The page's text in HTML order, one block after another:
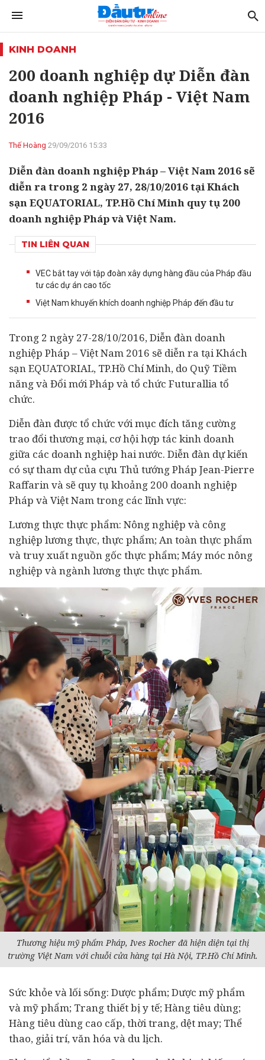
KINH DOANH
200 doanh nghiệp dự Diễn đàn
doanh nghiệp Pháp - Việt Nam
2016
Thế Hoàng 29/09/2016 15:33
Diễn đàn doanh nghiệp Pháp – Việt Nam 2016 sẽ
diễn ra trong 2 ngày 27, 28/10/2016 tại Khách
sạn EQUATORIAL, TP.Hồ Chí Minh quy tụ 200
doanh nghiệp Pháp và Việt Nam.
TIN LIÊN QUAN
VEC bắt tay với tập đoàn xây dựng hàng đầu của Pháp đầu
tư các dự án cao tốc
Việt Nam khuyến khích doanh nghiệp Pháp đến đầu tư
Trong 2 ngày 27-28/10/2016, Diễn đàn doanh
nghiệp Pháp – Việt Nam 2016 sẽ diễn ra tại Khách
sạn EQUATORIAL, TP.Hồ Chí Minh, do Quỹ Tiềm
năng và Đổi mới Pháp và tổ chức Futurallia tổ
chức.
Diễn đàn được tổ chức với mục đích tăng cường
trao đổi thương mại, cơ hội hợp tác kinh doanh
giữa các doanh nghiệp hai nước. Diễn đàn dự kiến
có sự tham dự của cựu Thủ tướng Pháp Jean-Pierre
Raffarin và sẽ quy tụ khoảng 200 doanh nghiệp
Pháp và Việt Nam trong các lĩnh vực:
Lương thực thực phẩm: Nông nghiệp và công
nghiệp lương thực, thực phẩm; An toàn thực phẩm
và truy xuất nguồn gốc thực phẩm; Máy móc nông
nghiệp và ngành lương thực thực phẩm.
Thương hiệu mỹ phẩm Pháp, Ives Rocher đã hiện diện tại thị
trường Việt Nam với chuỗi cửa hàng tại Hà Nội, TP.Hồ Chí Minh.
Sức khỏe và lối sống: Dược phẩm; Dược mỹ phẩm
và mỹ phẩm; Trang thiết bị y tế; Hàngtiêu dùng;
Hàng tiêu dùng cao cấp, thời trang, dệt may; Thể
thao, giải trí, văn hóa và du lịch.